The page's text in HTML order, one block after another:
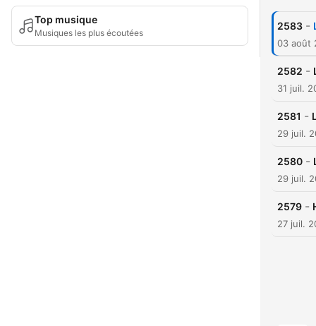
Top musique
Musiques les plus écoutées
2583 -
03 août
2582 -
31 juil.
2581 -
29 juil.
2580 -
29 juil.
2579 -
27 juil.